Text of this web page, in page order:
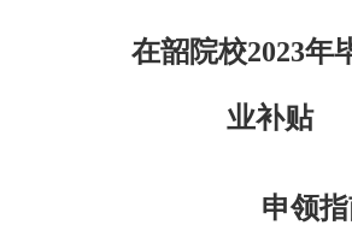
在韶院校2023年
业补贴
申领指